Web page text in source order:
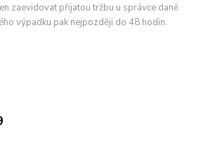
zaevidovat přijatou tržbu u správce daně
výpadku pak nejpozději do 48 hodin.